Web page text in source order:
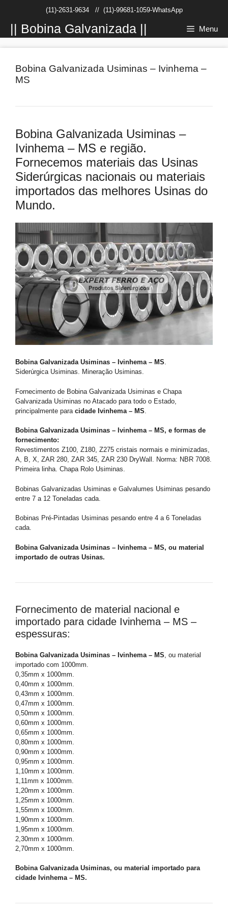
conteúdo
(11)-2631-9634// (11)-99681-1059-WhatsApp
|| Bobina Galvanizada || Menu
Bobina Galvanizada Usiminas – Ivinhema –
MS
Bobina Galvanizada Usiminas –
Ivinhema – MS e região.
Fornecemos materiais das Usinas
Siderúrgicas nacionais ou materiais
importados das melhores Usinas do
Mundo.
Bobina Galvanizada Usiminas – Ivinhema – MS.
Siderúrgica Usiminas. Mineração Usiminas.
Fornecimento de Bobina Galvanizada Usiminas e Chapa
Galvanizada Usiminas no Atacado para todo o Estado,
principalmente para cidade Ivinhema – MS
Bobina Galvanizada Usiminas – Ivinhema – MS, e formas de
fornecimento:
Revestimentos Z100, Z180, Z275 cristais normais e minimizadas,
A, B, X, ZAR 280, ZAR 345, ZAR 230 DryWall. Norma: NBR 7008.
Primeira linha. Chapa Rolo Usiminas.
Bobinas Galvanizadas Usiminas e Galvalumes Usiminas pesando
entre 7 a 12 Toneladas cada.
Bobinas Pré-Pintadas Usiminas pesando entre 4 a 6 Toneladas
cada.
Bobina Galvanizada Usiminas – Ivinhema – MS, ou material
importado de outras Usinas.
Fornecimento de material nacional e
importado para cidade Ivinhema – MS –
espessuras:
Bobina Galvanizada Usiminas – Ivinhema – MS , ou material
importado com 1000mm.
0,35mm x 1000mm.
0,40mm x 1000mm.
0,43mm x 1000mm.
0,47mm x 1000mm.
0,50mm x 1000mm.
0,60mm x 1000mm.
0,65mm x 1000mm.
0,80mm x 1000mm.
0,90mm x 1000mm.
0,95mm x 1000mm.
1,10mm x 1000mm.
1,11mm x 1000mm.
1,20mm x 1000mm.
1,25mm x 1000mm.
1,55mm x 1000mm.
1,90mm x 1000mm.
1,95mm x 1000mm.
2,30mm x 1000mm.
2,70mm x 1000mm.
Bobina Galvanizada Usiminas, ou material importado para
cidade Ivinhema – MS.